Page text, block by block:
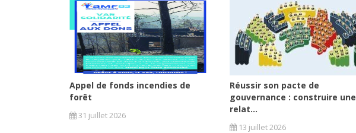
Appel de fonds incendies de
forêt
31 juillet 2026
Réussir son pacte de
gouvernance : construire une
relat...
13 juillet 2026